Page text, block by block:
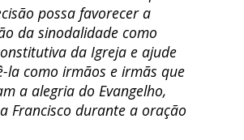
possa favorecer a
da sinodalidade como
da Igreja e ajude
la como irmãos e irmãs que
a alegria do Evangelho,
Francisco durante a oração